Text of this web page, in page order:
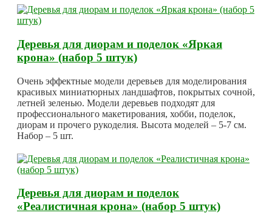
Деревья для диорам и поделок «Яркая
крона» (набор 5 штук)
Очень эффектные модели деревьев для моделирования
красивых миниатюрных ландшафтов, покрытых сочной,
летней зеленью. Модели деревьев подходят для
профессионального макетирования, хобби, поделок,
диорам и прочего рукоделия. Высота моделей – 5-7 см.
Набор – 5 шт.
Деревья для диорам и поделок
«Реалистичная крона» (набор 5 штук)